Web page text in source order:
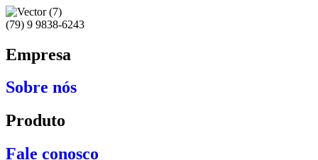
(79) 9 9838-6243
Empresa
Sobre nós
Produto
Fale conosco